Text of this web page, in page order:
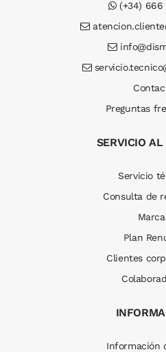
(+34) 666
Preguntas
SERVICIO
Servicio
Consulta de
Plan
Clientes
Información